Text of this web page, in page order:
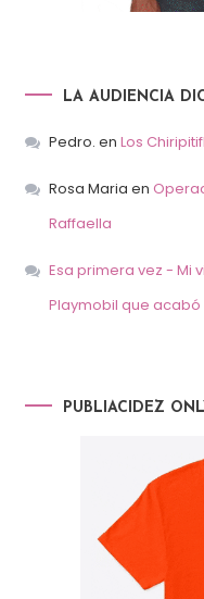
LA AUDIENCIA
Pedro. en Los
Rosa Maria en
Raffaella
Esa primera vez - Mi
Playmobil que
PUBLIACIDEZ